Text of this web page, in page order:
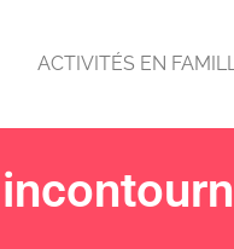
ACTIVITÉS EN